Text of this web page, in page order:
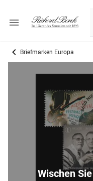
Briefmarken Europa
Wischen